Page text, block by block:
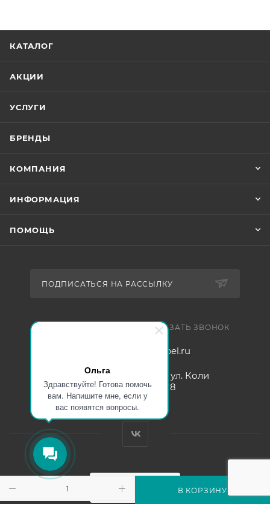
Ольга
Здравствуйте! Готова помочь
вам. Напишите мне, если у
вас появятся вопросы.
В КОРЗИНУ
КАТАЛОГ
АКЦИИ
УСЛУГИ
БРЕНДЫ
КОМПАНИЯ
ИНФОРМАЦИЯ
ПОМОЩЬ
ПОДПИСАТЬСЯ НА РАССЫЛКУ
ЗАКАЗАТЬ ЗВОНОК
zakaz@005mebel.ru
г. Санкт-Петербург, ул. Коли
Томчака д. 28